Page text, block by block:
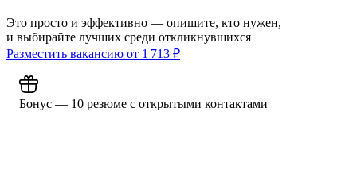
Это просто и эффективно — опишите, кто нужен,
и выбирайте лучших среди откликнувшихся
Разместить вакансию от 1 713 ₽
Бонус — 10 резюме с открытыми контактами